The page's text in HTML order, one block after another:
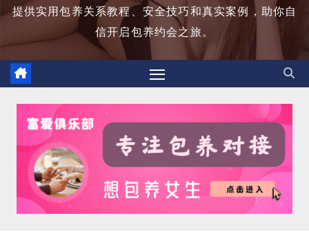
提供实用包养关系教程、安全技巧和真实案例，助你自
信开启包养约会之旅。